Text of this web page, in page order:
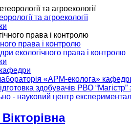
та агроекології
права і контролю
екологічного права і контролю
«АРМ-еколога»
здобувачів РВО
- науковий центр